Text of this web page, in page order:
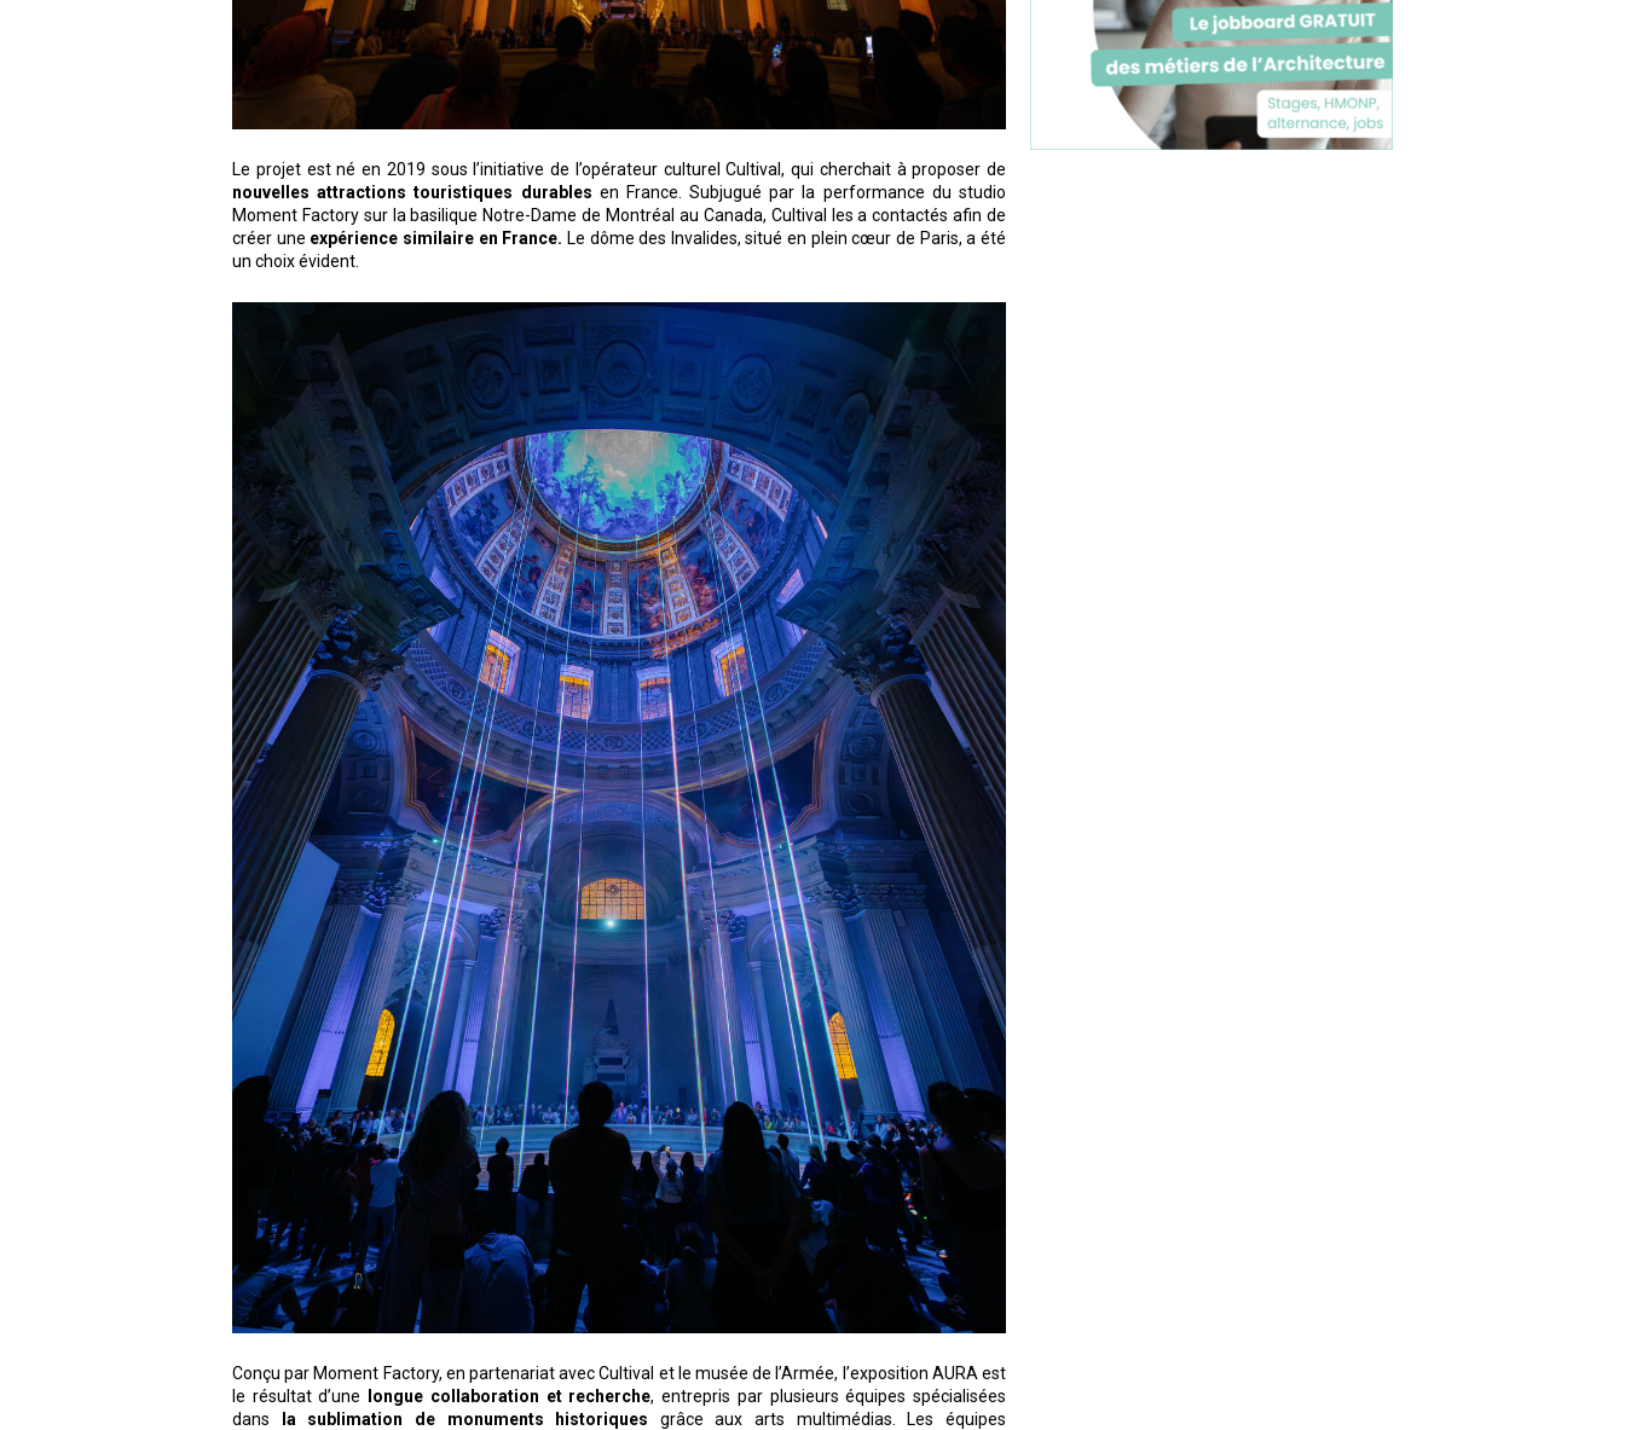
Le projet est né en 2019 sous l’initiative de l’opérateur culturel Cultival, qui cherchait à proposer de
nouvelles attractions touristiques durables en France. Subjugué par la performance du studio
Moment Factory sur la basilique Notre-Dame de Montréal au Canada, Cultival les a contactés afin de
créer une expérience similaire en France. Le dôme des Invalides, situé en plein cœur de Paris, a été
un choix évident.
Conçu par Moment Factory, en partenariat avec Cultival et le musée de l’Armée, l’exposition AURA est
le résultat d’une longue collaboration et recherche, entrepris par plusieurs équipes spécialisées
dans
la sublimation de monuments historiques grâce aux arts multimédias. Les équipes